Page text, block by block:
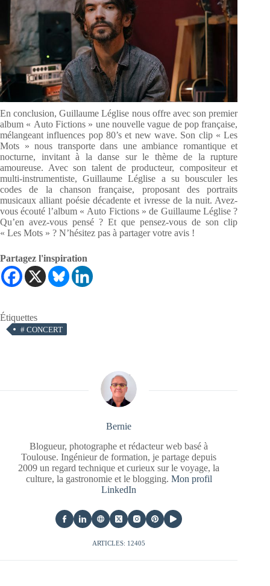
En conclusion, Guillaume Léglise nous offre avec son premier
album « Auto Fictions » une nouvelle vague de pop française,
mélangeant influences pop 80’s et new wave. Son clip « Les
Mots » nous transporte dans une ambiance romantique et
nocturne, invitant à la danse sur le thème de la rupture
amoureuse. Avec son talent de producteur, compositeur et
multi-instrumentiste, Guillaume Léglise a su bousculer les
codes de la chanson française, proposant des portraits
musicaux alliant poésie décadente et ivresse de la nuit. Avez-
vous écouté l’album « Auto Fictions » de Guillaume Léglise ?
Qu’en avez-vous pensé ? Et que pensez-vous de son clip
« Les Mots » ? N’hésitez pas à partager votre avis !
Partagez l'inspiration
Étiquettes
# CONCERT
Bernie
Blogueur, photographe et rédacteur web basé à
Toulouse. Ingénieur de formation, je partage depuis
2009 un regard technique et curieux sur le voyage, la
culture, la gastronomie et le blogging. Mon profil
LinkedIn
ARTICLES: 12405